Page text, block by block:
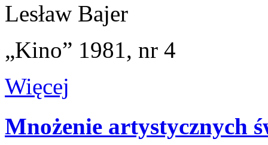
Lesław Bajer
„Kino” 1981, nr 4
Więcej
Mnożenie artystycznych